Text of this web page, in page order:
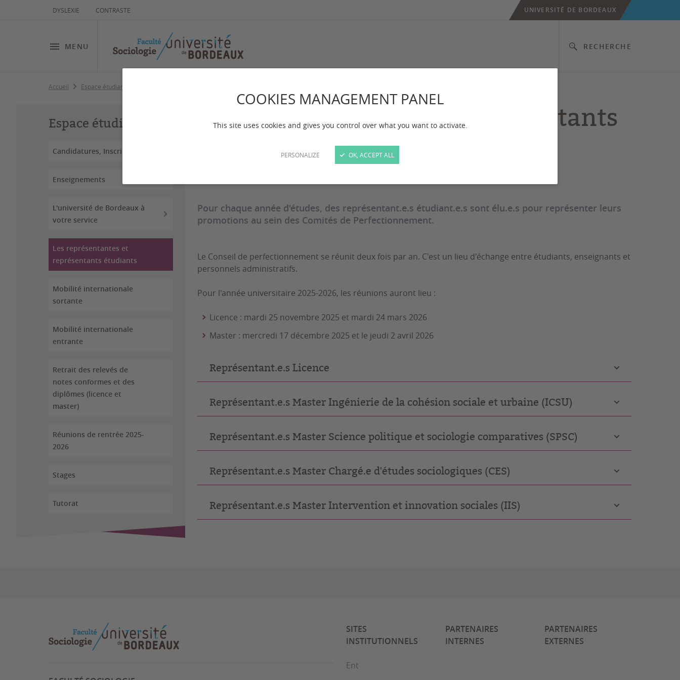
COOKIES MANAGEMENT PANEL
This site uses cookies and gives you control over what you want to activate.
PERSONALIZE OK, ACCEPT ALL
DYSLEXIE CONTRASTE
MENU RECHERCHE
UNIVERSITÉ DE BORDEAUX
Accueil Espace étudiant
Espace étudiant
Candidatures, Inscriptions
Enseignements
L'université de Bordeaux à
votre service
Les représentantes et
représentants étudiants
Mobilité internationale
sortante
Mobilité internationale
entrante
Retrait des relevés de
notes conformes et des
diplômes (licence et
master)
Réunions de rentrée 2025-
2026
Stages
Tutorat
Les représentantes et représentants
étudiants
Pour chaque année d'études, des représentant.e.s étudiant.e.s sont élu.e.s pour représenter leurs
promotions au sein des Comités de Perfectionnement.
Le Conseil de perfectionnement se réunit deux fois par an. C'est un lieu d'échange entre étudiants, enseignants et
personnels administratifs.
Pour l'année universitaire 2025-2026, les réunions auront lieu :
Licence : mardi 25 novembre 2025 et mardi 24 mars 2026
Master : mercredi 17 décembre 2025 et le jeudi 2 avril 2026
Représentant.e.s Licence
Représentant.e.s Master Ingénierie de la cohésion sociale et urbaine (ICSU)
Représentant.e.s Master Science politique et sociologie comparatives (SPSC)
Représentant.e.s Master Chargé.e d'études sociologiques (CES)
Représentant.e.s Master Intervention et innovation sociales (IIS)
SITES
INSTITUTIONNELS
Ent
PARTENAIRES
INTERNES
PARTENAIRES
EXTERNES